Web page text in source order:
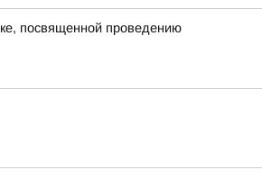
посвященной проведению